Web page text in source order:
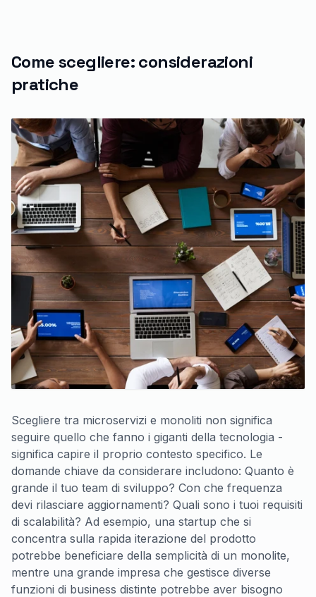
Come scegliere: considerazioni
pratiche
Scegliere tra microservizi e monoliti non significa
seguire quello che fanno i giganti della tecnologia -
significa capire il proprio contesto specifico. Le
domande chiave da considerare includono: Quanto è
grande il tuo team di sviluppo? Con che frequenza
devi rilasciare aggiornamenti? Quali sono i tuoi requisiti
di scalabilità? Ad esempio, una startup che si
concentra sulla rapida iterazione del prodotto
potrebbe beneficiare della semplicità di un monolite,
mentre una grande impresa che gestisce diverse
funzioni di business distinte potrebbe aver bisogno